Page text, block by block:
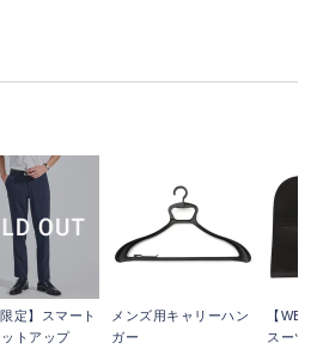
限定】スマート
トアップ
メンズ用キャリーハン
ガー
【
スーツ